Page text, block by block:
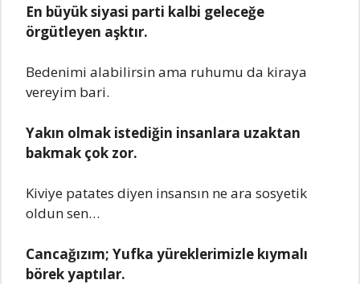
En büyük siyasi parti kalbi geleceğe
örgütleyen aşktır.
Bedenimi alabilirsin ama ruhumu da kiraya
vereyim bari.
Yakın olmak istediğin insanlara uzaktan
bakmak çok zor.
Kiviye patates diyen insansın ne ara sosyetik
oldun sen…
Cancağızım; Yufka yüreklerimizle kıymalı
börek yaptılar.